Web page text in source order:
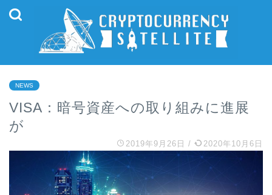
NEWS
VISA：暗号資産への取り組みに進展
が
2019年9月26日 / 2020年10月6日